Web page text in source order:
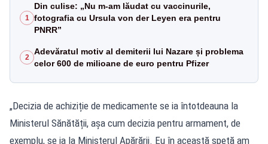
1
Din culise: „Nu m-am lăudat cu vaccinurile,
fotografia cu Ursula von der Leyen era pentru
PNRR”
2
Adevăratul motiv al demiterii lui Nazare și problema
celor 600 de milioane de euro pentru Pfizer
„Decizia de achiziție de medicamente se ia întotdeauna la
Ministerul Sănătății, așa cum decizia pentru armament, de
exemplu, se ia la Ministerul Apărării. Eu în această speță am